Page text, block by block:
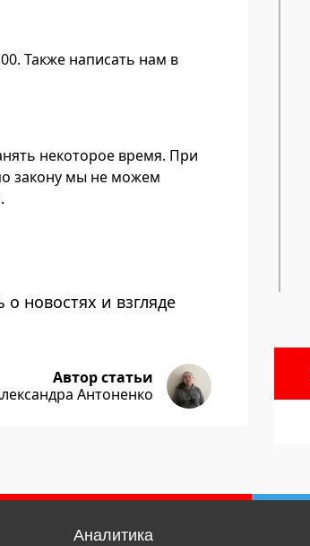
Также написать нам в
некоторое время. При
закону мы не можем
о новостях и взгляде
Автор статьи
Антоненко
Аналитика